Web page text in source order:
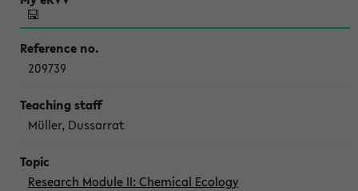
209739
Müller, Dussarrat
Research Module II: Chemical Ecology